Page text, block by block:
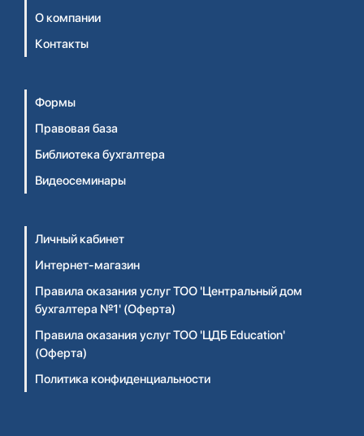
О компании
Контакты
Формы
Правовая база
Библиотека бухгалтера
Видеосеминары
Личный кабинет
Интернет-магазин
Правила оказания услуг ТОО 'Центральный дом
бухгалтера №1' (Оферта)
Правила оказания услуг ТОО 'ЦДБ Education'
(Оферта)
Политика конфиденциальности